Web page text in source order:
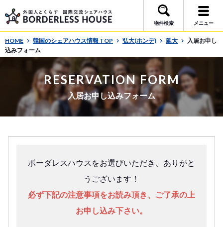
物件検索 メニュー
HOME 韓国のシェアハウス情報 TOP 弘大(ホンデ) 延大
入居お申し
込みフォーム
RESERVATION FORM
入居お申し込みフォーム
ボーダレスハウスをお選びいただき、ありがと
うございます！
必ず下記の注意事項をお読み頂き、ご了承の上
お申し込み下さい。